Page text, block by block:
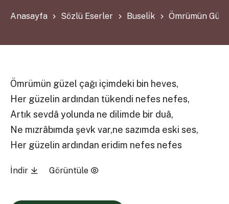
Anasayfa Sözlü Eserler Buseli̇k Ömrümün
Ömrümün güzel çağı içimdeki bin heves,
Her güzelin ardından tükendi nefes nefes,
Artık sevdâ yolunda ne dilimde bir duâ,
Ne mızrâbımda şevk var,ne sazımda eski ses,
Her güzelin ardından eridim nefes nefes
İndir Görüntüle